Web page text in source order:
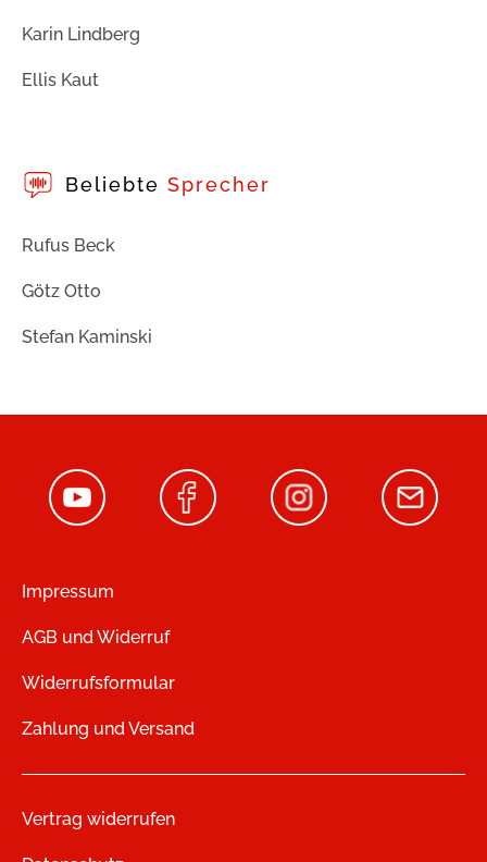
Karin Lindberg
Ellis Kaut
Beliebte Sprecher
Rufus Beck
Götz Otto
Stefan Kaminski
Impressum
AGB und Widerruf
Widerrufsformular
Zahlung und Versand
Vertrag widerrufen